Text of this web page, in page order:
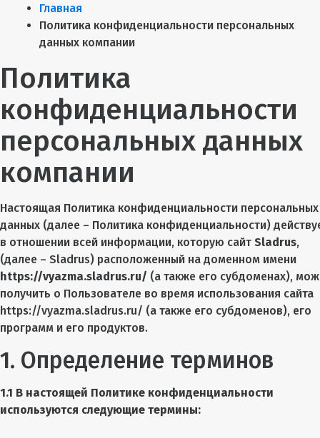
Главная
Политика конфиденциальности персональных
данных компании
Политика
конфиденциальности
персональных данных
компании
Настоящая Политика конфиденциальности персональных
данных (далее – Политика конфиденциальности)
в отношении всей информации, которую сайт Sladrus,
(далее – Sladrus) расположенный на доменном имени
https://vyazma.sladrus.ru/ (а также его субдоменах),
получить о Пользователе во время использования сайта
https://vyazma.sladrus.ru/ (а также его субдоменов), его
программ и его продуктов.
1. Определение терминов
1.1 В настоящей Политике конфиденциальности
используются следующие термины: